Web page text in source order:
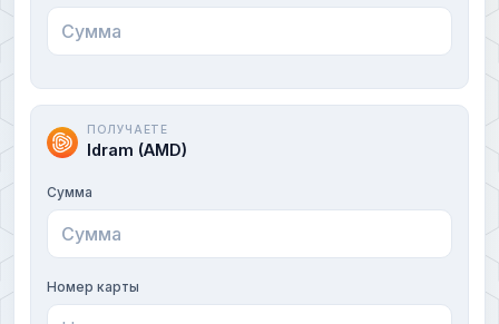
ПОЛУЧАЕТЕ
Idram (AMD)
Сумма
Номер карты